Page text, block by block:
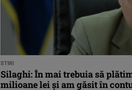
STIRI
Silaghi: În mai trebuia să
milioane lei şi am găsit în